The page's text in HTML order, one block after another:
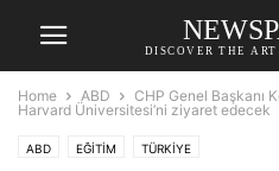
DISCOVER THE
Home ABD
CHP Genel Başkanı
Harvard Üniversitesi’ni ziyaret edecek
ABD EĞİTİM TÜRKİYE